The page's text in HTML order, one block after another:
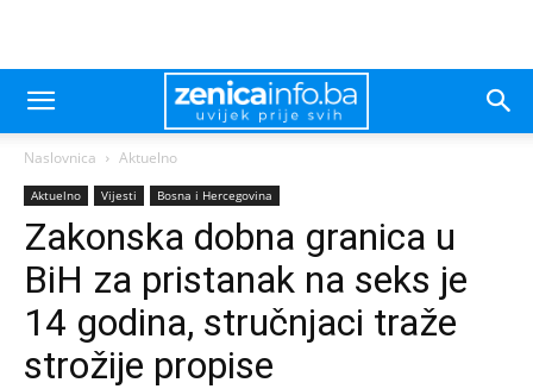
Naslovnica Aktuelno
Aktuelno Vijesti Bosna i Hercegovina
Zakonska dobna granica u
BiH za pristanak na seks je
14 godina, stručnjaci traže
strožije propise